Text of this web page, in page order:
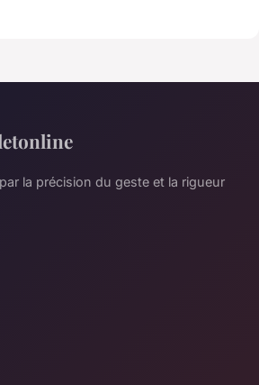
la précision du geste et la rigueur